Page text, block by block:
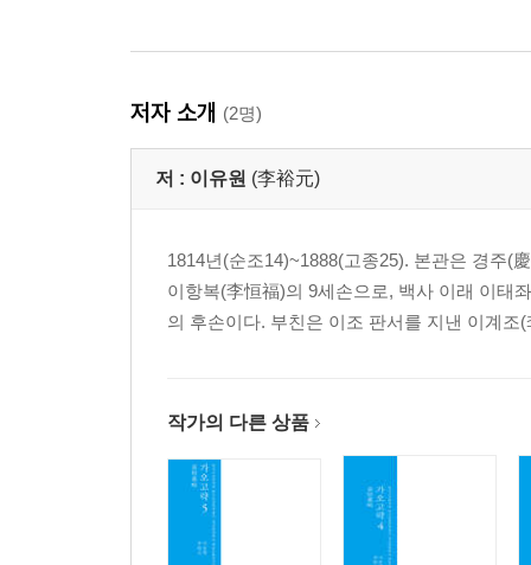
저자 소개 (2명)
저 : 이유원 (李裕元)
1814년(순조14)~1888(고종25). 본관은 경주(
이항복(李恒福)의 9세손으로, 백사 이래 이태
의 후손이다. 부친은 이조 판서를 지낸 이계조
작가의 다른 상품